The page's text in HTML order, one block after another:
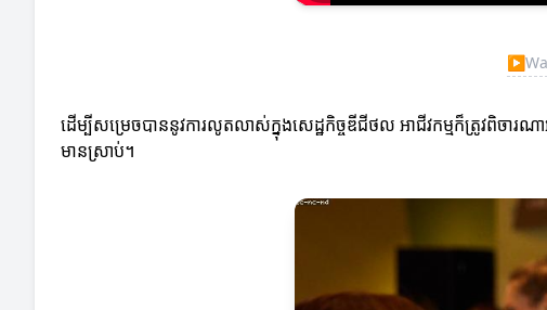
▶
ដើម្បីសម្រេចបាននូវការលូតលាស់ក្នុងសេដ្ឋកិច្ចឌីជីថល អាជីវកម្មក៏ត្រូវពិចា
មានស្រាប់។